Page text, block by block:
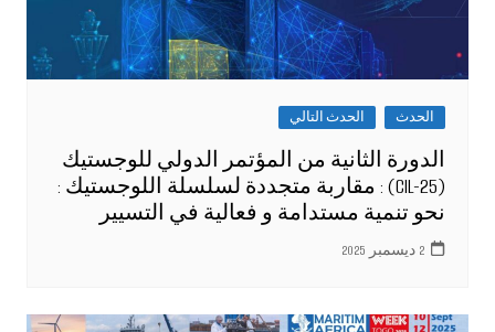
الحدث الحدث التالي
الدورة الثانية من المؤتمر الدولي للوجستيك
(CIL-25) : مقاربة متجددة لسلسلة اللوجستيك :
نحو تنمية مستدامة و فعالية في التسيير
2 ديسمبر 2025